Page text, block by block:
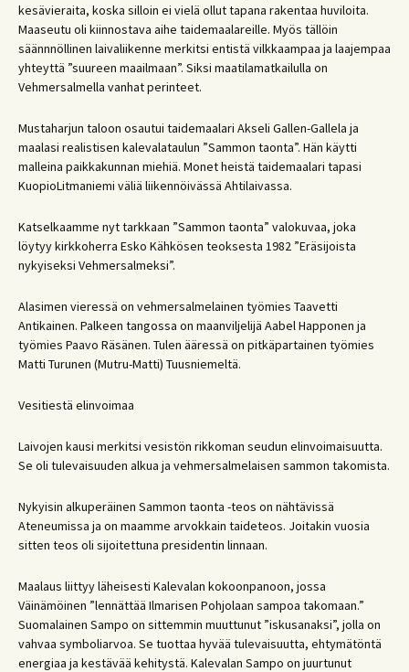
kesävieraita, koska silloin ei vielä ollut tapana rakentaa huviloita.
Maaseutu oli kiinnostava aihe taidemaalareille. Myös tällöin
säännnöllinen laivaliikenne merkitsi entistä vilkkaampaa ja laajempaa
yhteyttä ”suureen maailmaan”. Siksi maatilamatkailulla on
Vehmersalmella vanhat perinteet.
Mustaharjun taloon osautui taidemaalari Akseli Gallen-Gallela ja
maalasi realistisen kalevalataulun ”Sammon taonta”. Hän käytti
malleina paikkakunnan miehiä. Monet heistä taidemaalari tapasi
KuopioLitmaniemi väliä liikennöivässä Ahtilaivassa.
Katselkaamme nyt tarkkaan ”Sammon taonta” valokuvaa, joka
löytyy kirkkoherra Esko Kähkösen teoksesta 1982 ”Eräsijoista
nykyiseksi Vehmersalmeksi”.
Alasimen vieressä on vehmersalmelainen työmies Taavetti
Antikainen. Palkeen tangossa on maanviljelijä Aabel Happonen ja
työmies Paavo Räsänen. Tulen ääressä on pitkäpartainen työmies
Matti Turunen (Mutru-Matti) Tuusniemeltä.
Vesitiestä elinvoimaa
Laivojen kausi merkitsi vesistön rikkoman seudun elinvoimaisuutta.
Se oli tulevaisuuden alkua ja vehmersalmelaisen sammon takomista.
Nykyisin alkuperäinen Sammon taonta -teos on nähtävissä
Ateneumissa ja on maamme arvokkain taideteos. Joitakin vuosia
sitten teos oli sijoitettuna presidentin linnaan.
Maalaus liittyy läheisesti Kalevalan kokoonpanoon, jossa
Väinämöinen ”lennättää Ilmarisen Pohjolaan sampoa takomaan.”
Suomalainen Sampo on sittemmin muuttunut ”iskusanaksi”, jolla on
vahvaa symboliarvoa. Se tuottaa hyvää tulevaisuutta, ehtymätöntä
energiaa ja kestävää kehitystä. Kalevalan Sampo on juurtunut